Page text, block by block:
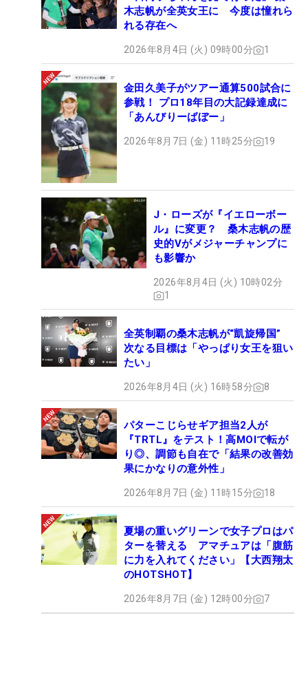
木志帆が全英女王に 今度は憧れら
れる存在へ
2026年8月4日 (火) 09時00分 1
金田久美子がツアー通算500試合に
参戦！ プロ18年目の大記録達成に
「あんびりーばぼー」
2026年8月7日 (金) 11時25分 19
J・ローズが『イエローボー
ル』に変更？ 桑木志帆の歴
史的Vがメジャーチャンプに
も影響か
2026年8月4日 (火) 10時02分
1
全英制覇の桑木志帆が“凱旋帰国”
次なる目標は「やっぱり女王を狙い
たい」
2026年8月4日 (火) 16時58分 8
パターこじらせギア担当2人が
『TRTL』をテスト！高MOIで転が
り◎、調節も自在で「結果の改善効
果にかなりの意外性」
2026年8月7日 (金) 11時15分 18
夏場の重いグリーンで女子プロはパ
ターを替える アマチュアは「腹筋
に力を入れてください」【大西翔太
のHOTSHOT】
2026年8月7日 (金) 12時00分 7